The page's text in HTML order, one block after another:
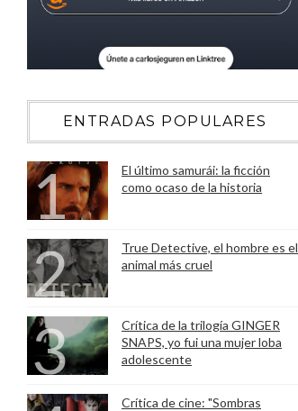
ENTRADAS POPULARES
El último samurái: la ficción
como ocaso de la historia
True Detective, el hombre es el
animal más cruel
Crítica de la trilogía GINGER
SNAPS, yo fui una mujer loba
adolescente
Crítica de cine: "Sombras